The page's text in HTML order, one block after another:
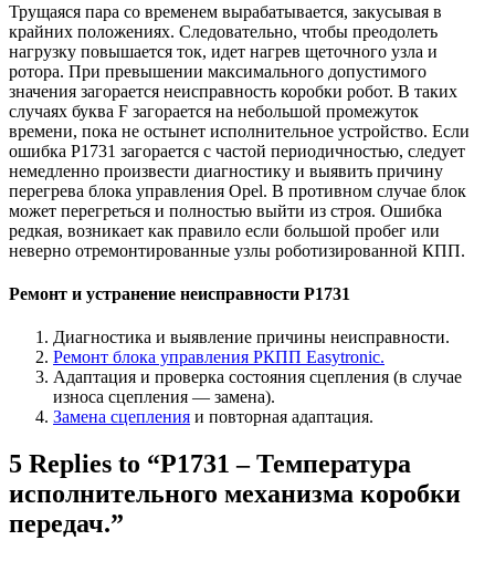
Трущаяся пара со временем вырабатывается, закусывая в
крайних положениях. Следовательно, чтобы преодолеть
нагрузку повышается ток, идет нагрев щеточного узла и
ротора. При превышении максимального допустимого
значения загорается неисправность коробки робот. В таких
случаях буква F загорается на небольшой промежуток
времени, пока не остынет исполнительное устройство. Если
ошибка P1731 загорается с частой периодичностью, следует
немедленно произвести диагностику и выявить причину
перегрева блока управления Opel. В противном случае блок
может перегреться и полностью выйти из строя. Ошибка
редкая, возникает как правило если большой пробег или
неверно отремонтированные узлы роботизированной КПП.
Ремонт и устранение неисправности P1731
Диагностика и выявление причины неисправности.
Ремонт блока управления РКПП Easytronic.
Адаптация и проверка состояния сцепления (в случае
износа сцепления — замена).
Замена сцепления и повторная адаптация.
5 Replies to “P1731 – Температура
исполнительного механизма коробки
передач.”